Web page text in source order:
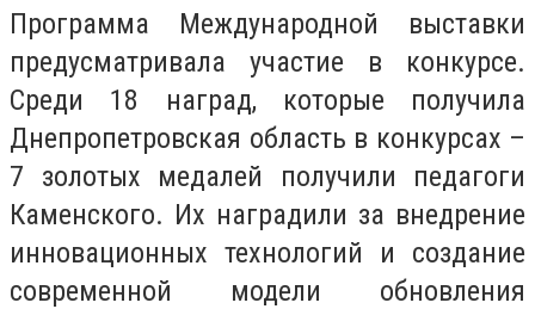
Программа Международной выставки
предусматривала участие в конкурсе.
Среди 18 наград, которые получила
Днепропетровская область в конкурсах –
7 золотых медалей получили педагоги
Каменского. Их наградили за внедрение
инновационных технологий и создание
современной модели обновления